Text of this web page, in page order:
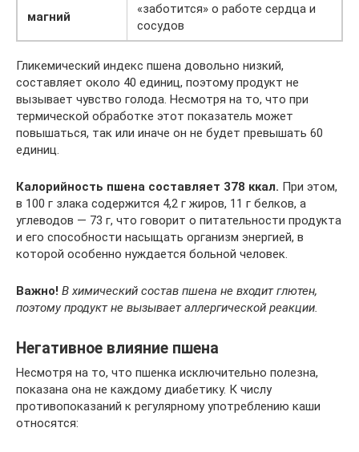
магний
«заботится» о работе сердца и
сосудов
Гликемический индекс пшена довольно низкий,
составляет около 40 единиц, поэтому продукт не
вызывает чувство голода. Несмотря на то, что при
термической обработке этот показатель может
повышаться, так или иначе он не будет превышать 60
единиц.
Калорийность пшена составляет 378 ккал. При этом,
в 100 г злака содержится 4,2 г жиров, 11 г белков, а
углеводов — 73 г, что говорит о питательности продукта
и его способности насыщать организм энергией, в
которой особенно нуждается больной человек.
Важно! В химический состав пшена не входит глютен,
поэтому продукт не вызывает аллергической реакции.
Негативное влияние пшена
Несмотря на то, что пшенка исключительно полезна,
показана она не каждому диабетику. К числу
противопоказаний к регулярному употреблению каши
относятся: